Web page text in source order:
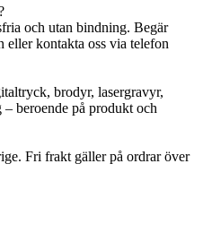
och utan bindning. Begär
kontakta oss via telefon
brodyr, lasergravyr,
beroende på produkt och
Fri frakt gäller på ordrar över